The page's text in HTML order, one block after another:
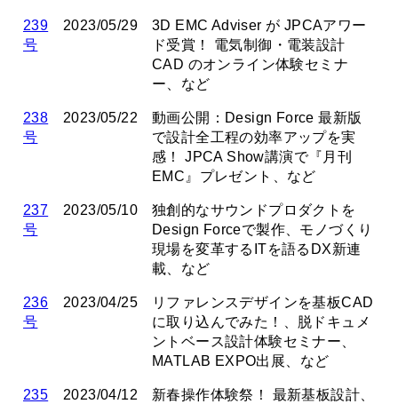
239
号
2023/05/29
3D EMC Adviser が JPCAアワー
ド受賞！ 電気制御・電装設計
CAD のオンライン体験セミナ
ー、など
238
号
2023/05/22
動画公開：Design Force 最新版
で設計全工程の効率アップを実
感！ JPCA Show講演で『月刊
EMC』プレゼント、など
237
号
2023/05/10
独創的なサウンドプロダクトを
Design Forceで製作、モノづくり
現場を変革するITを語るDX新連
載、など
236
号
2023/04/25
リファレンスデザインを基板CAD
に取り込んでみた！、脱ドキュメ
ントベース設計体験セミナー、
MATLAB EXPO出展、など
235
2023/04/12
新春操作体験祭！ 最新基板設計、